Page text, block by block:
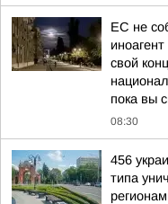
ЕС не
свой
пока вы
08:30
456
типа